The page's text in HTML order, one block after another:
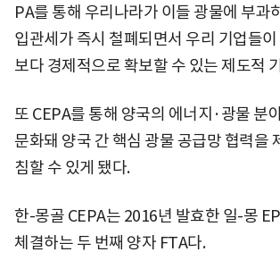
PA를 통해 우리나라가 이들 광물에 부과
입관세가 즉시 철폐되면서 우리 기업들
보다 경제적으로 확보할 수 있는 제도적
또 CEPA를 통해 양국의 에너지·광물 분
문화돼 양국 간 핵심 광물 공급망 협력을
침할 수 있게 됐다.
한-몽골 CEPA는 2016년 발효한 일-몽
체결하는 두 번째 양자 FTA다.